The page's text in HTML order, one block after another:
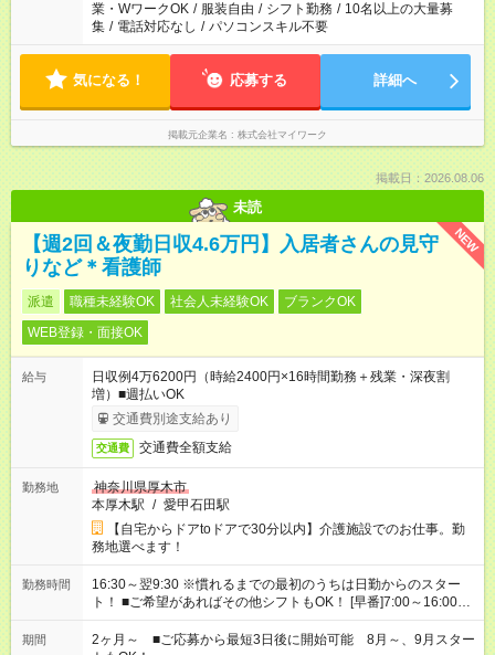
業・WワークOK / 服装自由 / シフト勤務 / 10名以上の大量募
集 / 電話対応なし / パソコンスキル不要
気になる！ 応募する 詳細へ
掲載元企業名 株式会社マイワーク
掲載日：2026.08.06
未読
NEW
【週2回＆夜勤日収4.6万円】入居者さんの見守
りなど＊看護師
派遣 職種未経験OK 社会人未経験OK
ブランクOK
WEB登録・面接OK
給与
日収例4万6200円（時給2400円×16時間勤務＋残業・深夜割
増）■週払いOK
交通費別途支給あり
交通費 交通費全額支給
勤務地
神奈川県厚木市
本厚木駅 / 愛甲石田駅
【自宅からドアtoドアで30分以内】介護施設でのお仕事。勤
務地選べます！
勤務時間
16:30～翌9:30 ※慣れるまでの最初のうちは日勤からのスター
ト！ ■ご希望があればその他シフトもOK！ [早番]7:00～16:00
[日勤]9:00～18:00 [遅番]10:00～19:00など ※Wワーク希望の方
へ 今ご覧のお仕事で希望する勤務時間と、もう1つのお仕事の勤
期間
2ヶ月～ ■ご応募から最短3日後に開始可能 8月～、9月スター